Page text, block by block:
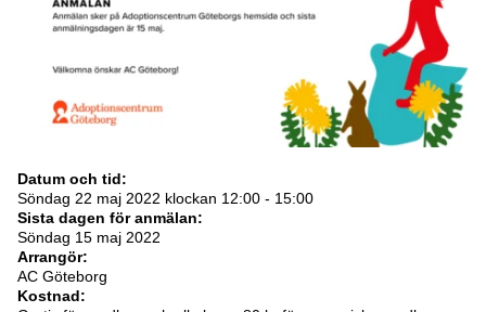
Datum och tid:
Söndag 22 maj 2022 klockan 12:00 - 15:00
Sista dagen för anmälan:
Söndag 15 maj 2022
Arrangör:
AC Göteborg
Kostnad: